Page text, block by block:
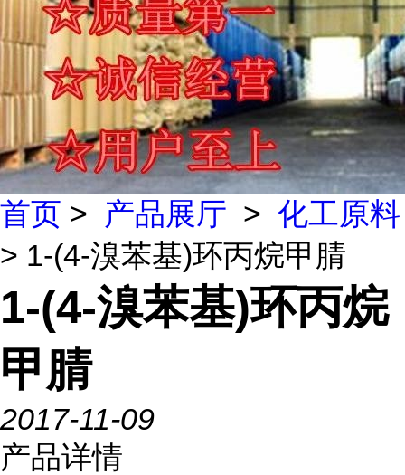
首页 > 产品展厅 > 化工原料
> 1-(4-溴苯基)环丙烷甲腈
1-(4-溴苯基)环丙烷
甲腈
2017-11-09
产品详情